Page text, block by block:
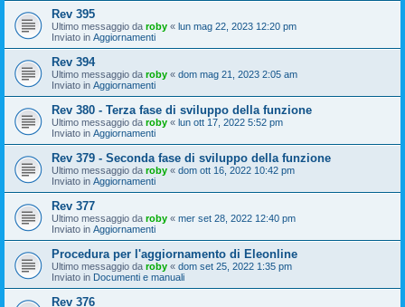
Rev 395
Ultimo messaggio da roby « lun mag 22, 2023 12:20 pm
Inviato in Aggiornamenti
Rev 394
Ultimo messaggio da roby « dom mag 21, 2023 2:05 am
Inviato in Aggiornamenti
Rev 380 - Terza fase di sviluppo della funzione
Ultimo messaggio da roby « lun ott 17, 2022 5:52 pm
Inviato in Aggiornamenti
Rev 379 - Seconda fase di sviluppo della funzione
Ultimo messaggio da roby « dom ott 16, 2022 10:42 pm
Inviato in Aggiornamenti
Rev 377
Ultimo messaggio da roby « mer set 28, 2022 12:40 pm
Inviato in Aggiornamenti
Procedura per l'aggiornamento di Eleonline
Ultimo messaggio da roby « dom set 25, 2022 1:35 pm
Inviato in Documenti e manuali
Rev 376